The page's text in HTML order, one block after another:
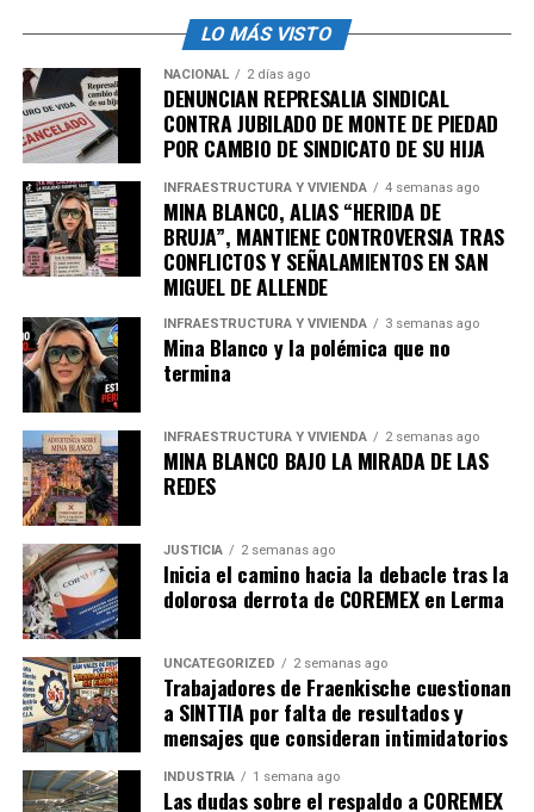
Soporte lumbar: Permitir la adaptación a la
curvatura natural de la columna vertebral,
proporcionando apoyo firme pero flexible en la
zona lumbar.
Capacidad de ajuste: Permitir acomodar la
altura del asiento, profundidad, inclinación del
respaldo, altura y abatimiento de los
reposabrazos para adaptarse a las necesidades
individuales.
Ergonomía: Promover una postura saludable y
reducir la presión en diferentes partes del cuerpo
como espalda, hombros, cuello y pliegue de las
piernas.
mecanismos de giro que permitan moverse con
facilidad sin tener que levantarse
constantemente.
Estabilidad: Evitar que se mueva o incline
involuntariamente durante el uso.
Reposabrazos
antebrazos para reducir la tensión en hombros.
Reposapiés: Contener reposapiés que se pueda
extender o retraer y que permita al usuario elevar
o bajar las piernas y obtener una mayor
comodidad al reclinarse y una mejor circulación.
LO MÁS VISTO
NACIONAL 2 días ago
DENUNCIAN REPRESALIA SINDICAL
CONTRA JUBILADO DE MONTE DE PIEDAD
POR CAMBIO DE SINDICATO DE SU HIJA
INFRAESTRUCTURA Y VIVIENDA 4 semanas ago
MINA BLANCO, ALIAS “HERIDA DE
BRUJA”, MANTIENE CONTROVERSIA TRAS
CONFLICTOS Y SEÑALAMIENTOS EN SAN
MIGUEL DE ALLENDE
INFRAESTRUCTURA Y VIVIENDA 3 semanas ago
Mina Blanco y la polémica que no
termina
INFRAESTRUCTURA Y VIVIENDA 2 semanas ago
MINA BLANCO BAJO LA MIRADA DE LAS
REDES
JUSTICIA 2 semanas ago
Inicia el camino hacia la debacle tras la
dolorosa derrota de COREMEX en Lerma
UNCATEGORIZED 2 semanas ago
Trabajadores de Fraenkische cuestionan
a SINTTIA por falta de resultados y
mensajes que consideran intimidatorios
INDUSTRIA 1 semana ago
Las dudas sobre el respaldo a COREMEX